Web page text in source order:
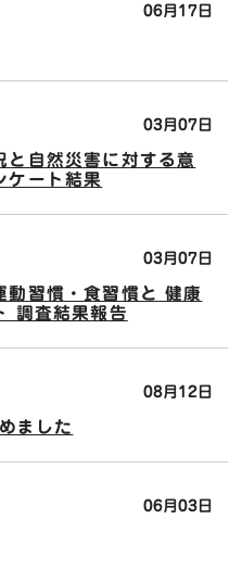
06月17日
03月07日
と自然災害に対する意
ケート結果
03月07日
動習慣・食習慣と 健康
調査結果報告
08月12日
ました
06月03日